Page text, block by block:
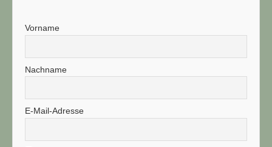
Vorname
Nachname
E-Mail-Adresse